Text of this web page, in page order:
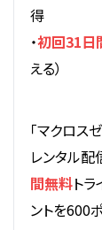
得
・初回31日
える）
「マクロス
レンタル配
間無料ト
ントを600